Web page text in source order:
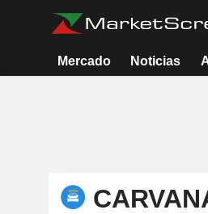
Mercado Noticias